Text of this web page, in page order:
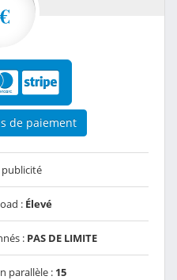
de paiement
: Élevé
: PAS DE LIMITE
parallèle : 15